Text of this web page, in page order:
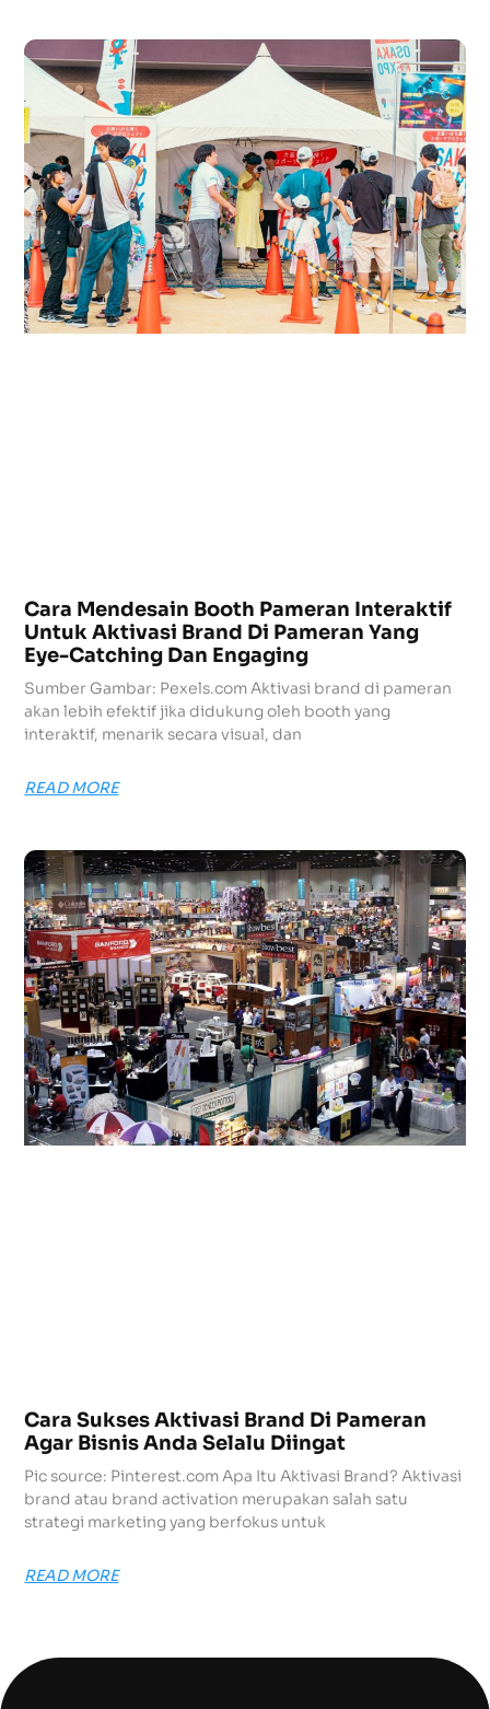
Cara Mendesain Booth Pameran Interaktif
Untuk Aktivasi Brand Di Pameran Yang
Eye-Catching Dan Engaging
Sumber Gambar: Pexels.com Aktivasi brand di pameran
akan lebih efektif jika didukung oleh booth yang
interaktif, menarik secara visual, dan
READ MORE
Cara Sukses Aktivasi Brand Di Pameran
Agar Bisnis Anda Selalu Diingat
Pic source: Pinterest.com Apa Itu Aktivasi Brand? Aktivasi
brand atau brand activation merupakan salah satu
strategi marketing yang berfokus untuk
READ MORE